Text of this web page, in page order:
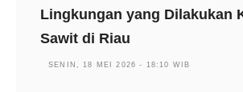
Lingkungan yang Dilakukan
Sawit di Riau
SENIN, 18 MEI 2026 - 18:10 WIB